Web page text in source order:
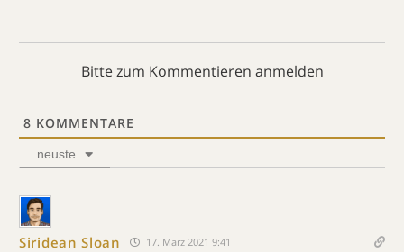
Bitte zum Kommentieren anmelden
8 KOMMENTARE
neuste
Siridean Sloan 17. März 2021 9:41